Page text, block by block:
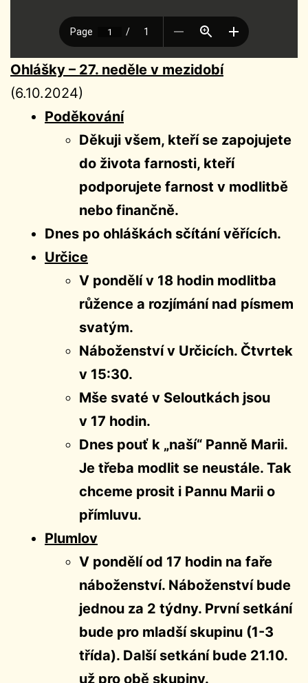
Ohlášky – 27. neděle v mezidobí
(6.10.2024)
Poděkování
Děkuji všem, kteří se zapojujete
do života farnosti, kteří
podporujete farnost v modlitbě
nebo finančně.
Dnes po ohláškách sčítání věřících.
Určice
V pondělí v 18 hodin modlitba
růžence a rozjímání nad písmem
svatým.
Náboženství v Určicích. Čtvrtek
v 15:30.
Mše svaté v Seloutkách jsou
v 17 hodin.
Dnes pouť k „naší“ Panně Marii.
Je třeba modlit se neustále. Tak
chceme prosit i Pannu Marii o
přímluvu.
Plumlov
V pondělí od 17 hodin na faře
náboženství. Náboženství bude
jednou za 2 týdny. První setkání
bude pro mladší skupinu (1-3
třída). Další setkání bude 21.10.
už pro obě skupiny.